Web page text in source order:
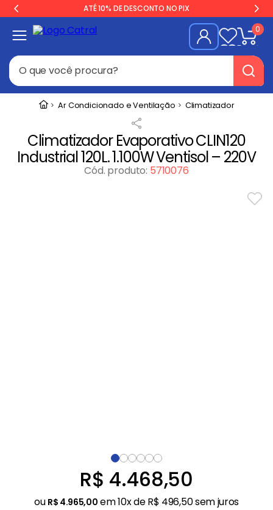
ATÉ 10% DE DESCONTO NO PIX
0
O que você procura?
Ar Condicionado e Ventilação Climatizador
Climatizador Evaporativo CLIN120
Industrial 120L. 1.100W Ventisol – 220V
Cód. produto: 5710076
R$ 4.468,50
ou R$ 4.965,00 em10x deR$ 496,50sem juros
Termos mais buscados
2º Freezer
3 º Balança